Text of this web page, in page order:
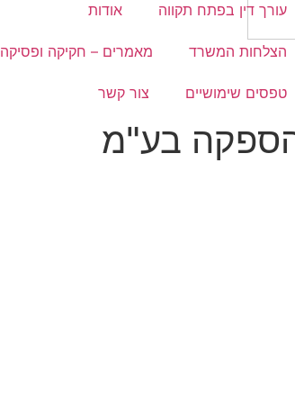
עורך דין בפתח תקווה אודות
הצלחות המשרד מאמרים – חקיקה ופסיקה
טפסים שימושיים צור קשר